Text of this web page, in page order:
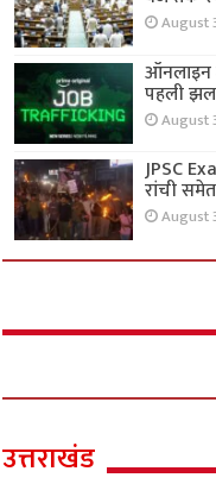
August
ऑनलाइन
पहली
August
JPSC
रांची
August
उत्तराखंड